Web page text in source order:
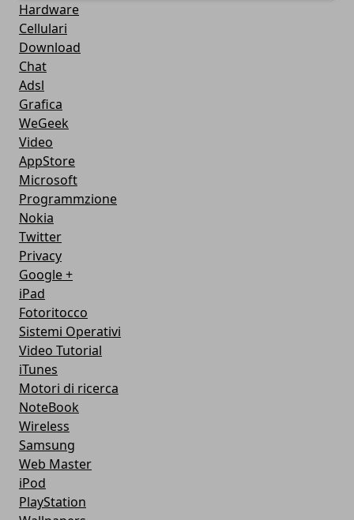
Hardware
Cellulari
Download
Chat
Adsl
Grafica
WeGeek
Video
AppStore
Microsoft
Programmzione
Nokia
Twitter
Privacy
Google +
iPad
Fotoritocco
Sistemi Operativi
Video Tutorial
iTunes
Motori di ricerca
NoteBook
Wireless
Samsung
Web Master
iPod
PlayStation